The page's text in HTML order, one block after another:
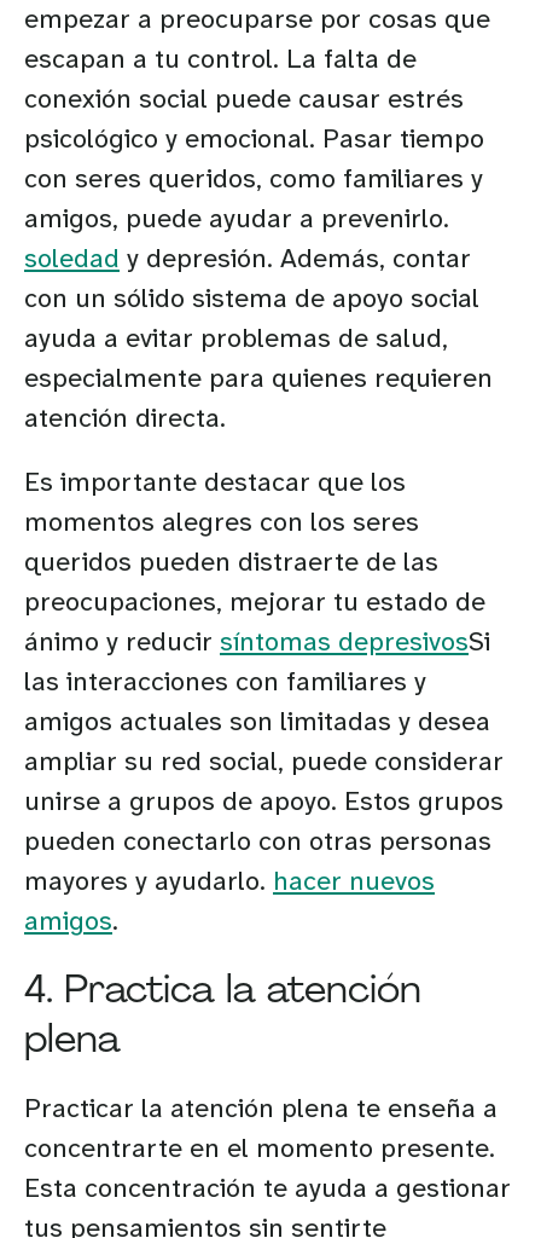
empezar a preocuparse por cosas que
escapan a tu control. La falta de
conexión social puede causar estrés
psicológico y emocional. Pasar tiempo
con seres queridos, como familiares y
amigos, puede ayudar a prevenirlo.
soledad y depresión. Además, contar
con un sólido sistema de apoyo social
ayuda a evitar problemas de salud,
especialmente para quienes requieren
atención directa.
Es importante destacar que los
momentos alegres con los seres
queridos pueden distraerte de las
preocupaciones, mejorar tu estado de
ánimo y reducir síntomas depresivosSi
las interacciones con familiares y
amigos actuales son limitadas y desea
ampliar su red social, puede considerar
unirse a grupos de apoyo. Estos grupos
pueden conectarlo con otras personas
mayores y ayudarlo. hacer nuevos
amigos.
4. Practica la atención
plena
Practicar la atención plena te enseña a
concentrarte en el momento presente.
Esta concentración te ayuda a gestionar
tus pensamientos sin sentirte